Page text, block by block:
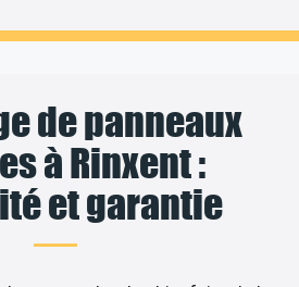
de panneaux
à Rinxent :
et garantie